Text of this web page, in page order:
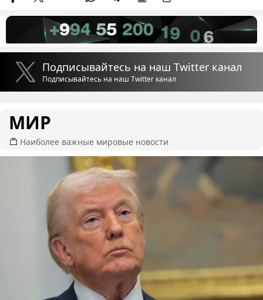
Подписывайтесь на наш Twitter канал
Подписывайтесь на наш Twitter канал
МИР
Наиболее важные мировые новости